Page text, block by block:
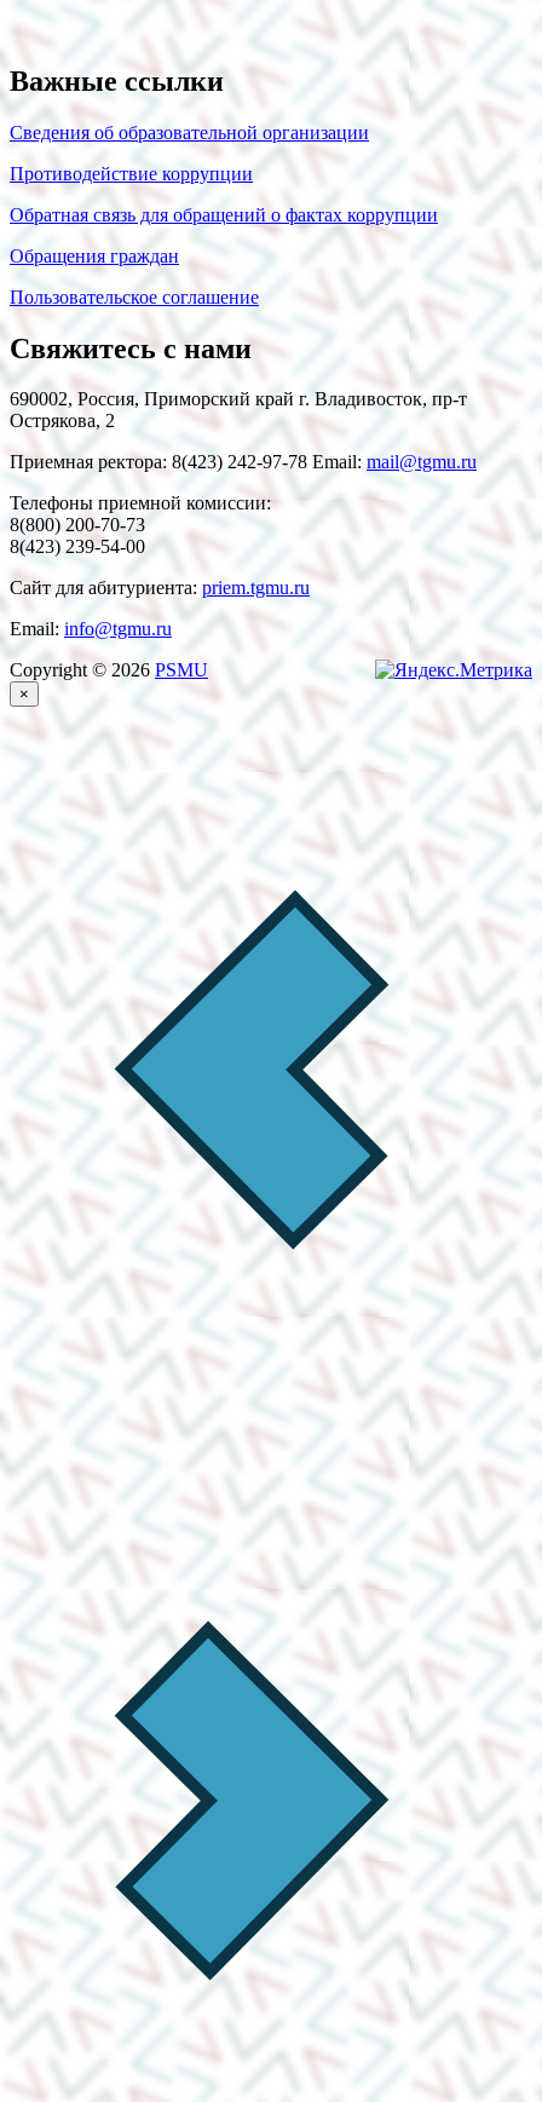
Важные ссылки
Сведения об образовательной организации
Противодействие коррупции
Обратная связь для обращений о фактах коррупции
Обращения граждан
Пользовательское соглашение
Свяжитесь с нами
690002, Россия, Приморский край г. Владивосток, пр-т
Острякова, 2
Приемная ректора: 8(423) 242-97-78 Email: mail@tgmu.ru
Телефоны приемной комиссии:
8(800) 200-70-73
8(423) 239-54-00
Сайт для абитуриента: priem.tgmu.ru
Email: info@tgmu.ru
Copyright © 2026 PSMU
×